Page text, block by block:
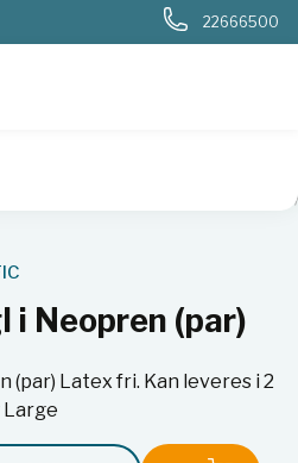
22666500
i Neopren (par)
(par) Latex fri. Kan leveres i 2